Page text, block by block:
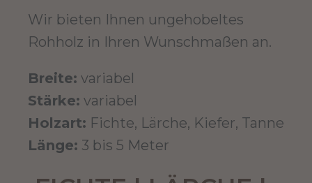
Wir bieten Ihnen ungehobeltes
Rohholz in Ihren Wunschmaßen an.
Breite: variabel
Stärke: variabel
Holzart: Fichte, Lärche, Kiefer, Tanne
Länge: 3 bis 5 Meter